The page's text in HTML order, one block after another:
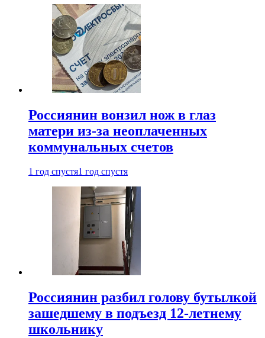
Россиянин вонзил нож в глаз
матери из-за неоплаченных
коммунальных счетов
1 год спустя1 год спустя
Россиянин разбил голову бутылкой
зашедшему в подъезд 12-летнему
школьнику